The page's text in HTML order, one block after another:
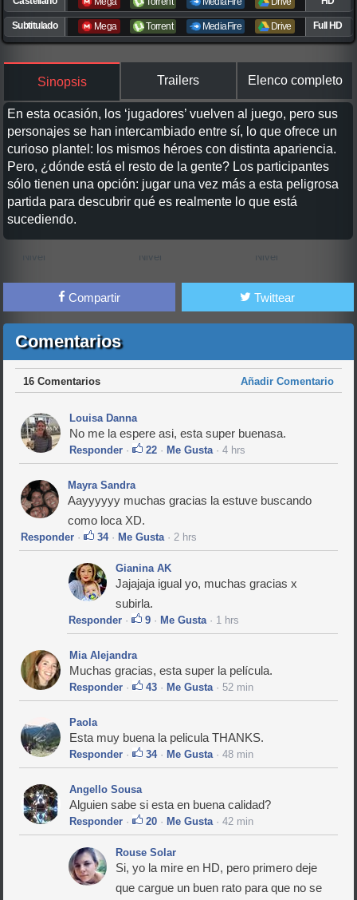
Subtitulado Mega Torrent MediaFire Drive Full HD
Sinopsis Trailers Elenco completo
En esta ocasión, los ‘jugadores’ vuelven al juego, pero sus
personajes se han intercambiado entre sí, lo que ofrece un
curioso plantel: los mismos héroes con distinta apariencia.
Pero, ¿dónde está el resto de la gente? Los participantes
sólo tienen una opción: jugar una vez más a esta peligrosa
partida para descubrir qué es realmente lo que está
sucediendo.
Compartir Twittear
Comentarios
16 Comentarios Añadir Comentario
Louisa Danna
No me la espere asi, esta super buenasa.
Responder · 22 · Me Gusta· 4 hrs
Mayra Sandra
Aayyyyyy muchas gracias la estuve buscando
como loca XD.
Responder · 34· Me Gusta· 2 hrs
Gianina AK
Jajajaja igual yo, muchas gracias x
subirla.
Responder · 9 · Me Gusta· 1 hrs
Mia Alejandra
Muchas gracias, esta super la película.
Responder · 43 · Me Gusta· 52 min
Paola
Esta muy buena la pelicula THANKS.
Responder · 34· Me Gusta· 48 min
Angello Sousa
Alguien sabe si esta en buena calidad?
Responder · 20 · Me Gusta· 42 min
Rouse Solar
Si, yo la mire en HD, pero primero deje
que cargue un buen rato para que no se